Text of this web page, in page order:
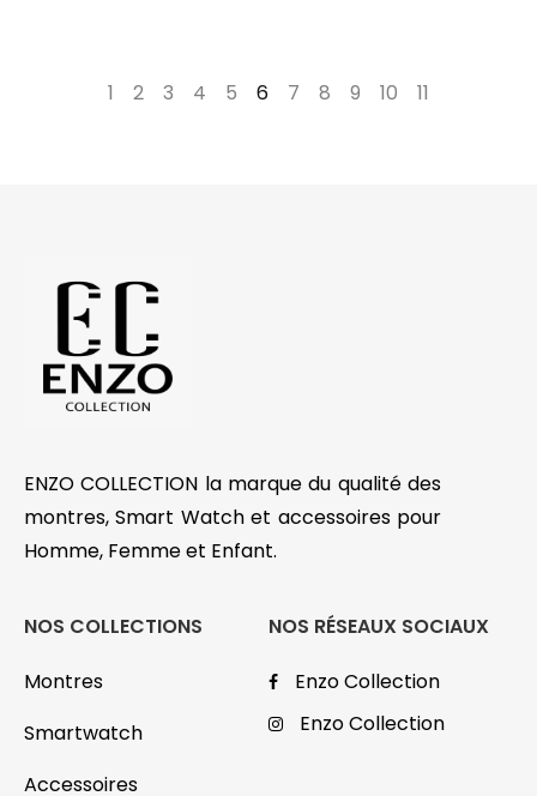
1 2 3 4 5 6 7 8 9 10 11
ENZO COLLECTION la marque du qualité des
montres, Smart Watch et accessoires pour
Homme, Femme et Enfant.
NOS COLLECTIONS
Montres
Smartwatch
Accessoires
NOS RÉSEAUX SOCIAUX
Enzo Collection
Enzo Collection